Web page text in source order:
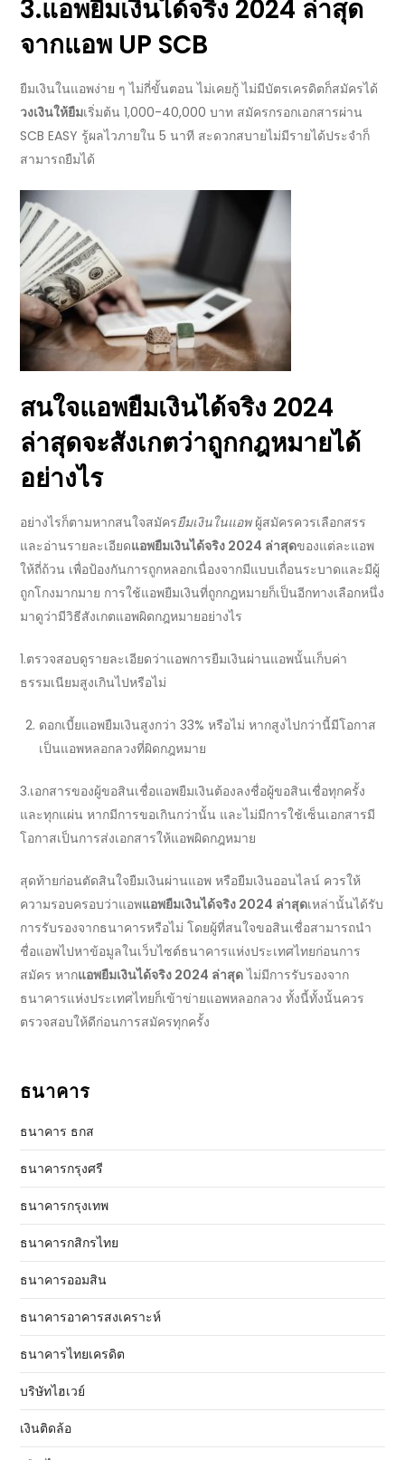
3.แอพยืมเงินได้จริง 2024 ล่าสุด
จากแอพ UP SCB
ยืมเงินในแอพง่าย ๆ ไม่กี่ขั้นตอน ไม่เคยกู้ ไม่มีบัตรเครดิตก็สมัครได้
วงเงินให้ยืมเริ่มต้น 1,000-40,000 บาท สมัครกรอกเอกสารผ่าน
SCB EASY รู้ผลไวภายใน 5 นาที สะดวกสบายไม่มีรายได้ประจำก็
สามารถยืมได้
สนใจแอพยืมเงินได้จริง 2024
ล่าสุดจะสังเกตว่าถูกกฎหมายได้
อย่างไร
อย่างไรก็ตามหากสนใจสมัครยืมเงินในแอพผู้สมัครควรเลือกสรร
และอ่านรายละเอียดแอพยืมเงินได้จริง 2024 ล่าสุดของแต่ละแอพ
ให้ถี่ถ้วน เพื่อป้องกันการถูกหลอกเนื่องจากมีแบบเถื่อนระบาดและมีผู้
ถูกโกงมากมาย การใช้แอพยืมเงินที่ถูกกฎหมายก็เป็นอีกทางเลือกหนึ่ง
มาดูว่ามีวิธีสังเกตแอพผิดกฎหมายอย่างไร
1.ตรวจสอบดูรายละเอียดว่าแอพการยืมเงินผ่านแอพนั้นเก็บค่า
ธรรมเนียมสูงเกินไปหรือไม่
ดอกเบี้ยแอพยืมเงินสูงกว่า 33% หรือไม่ หากสูงไปกว่านี้มีโอกาส
เป็นแอพหลอกลวงที่ผิดกฎหมาย
3.เอกสารของผู้ขอสินเชื่อแอพยืมเงินต้องลงชื่อผู้ขอสินเชื่อทุกครั้ง
และทุกแผ่น หากมีการขอเกินกว่านั้น และไม่มีการใช้เซ็นเอกสารมี
โอกาสเป็นการส่งเอกสารให้แอพผิดกฎหมาย
สุดท้ายก่อนตัดสินใจยืมเงินผ่านแอพ หรือยืมเงินออนไลน์ ควรให้
ความรอบครอบว่าแอพแอพยืมเงินได้จริง 2024 ล่าสุดเหล่านั้นได้รับ
การรับรองจากธนาคารหรือไม่ โดยผู้ที่สนใจขอสินเชื่อสามารถนำ
ชื่อแอพไปหาข้อมูลในเว็บไซต์ธนาคารแห่งประเทศไทยก่อนการ
สมัคร หากแอพยืมเงินได้จริง 2024 ล่าสุด ไม่มีการรับรองจาก
ธนาคารแห่งประเทศไทยก็เข้าข่ายแอพหลอกลวง ทั้งนี้ทั้งนั้นควร
ตรวจสอบให้ดีก่อนการสมัครทุกครั้ง
ธนาคาร
ธนาคาร ธกส
ธนาคารกรุงศรี
ธนาคารกรุงเทพ
ธนาคารกสิกรไทย
ธนาคารออมสิน
ธนาคารอาคารสงเคราะห์
ธนาคารไทยเครดิต
บริษัทไฮเวย์
เงินติดล้อ